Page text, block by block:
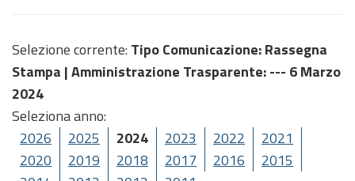
Selezione corrente: Tipo Comunicazione: Rassegna
Stampa |Amministrazione Trasparente: --- 6 Marzo
2024
Seleziona anno:
2026
2025 2024 2023 2022
2021
2020
2019 2018 2017 2016
2015